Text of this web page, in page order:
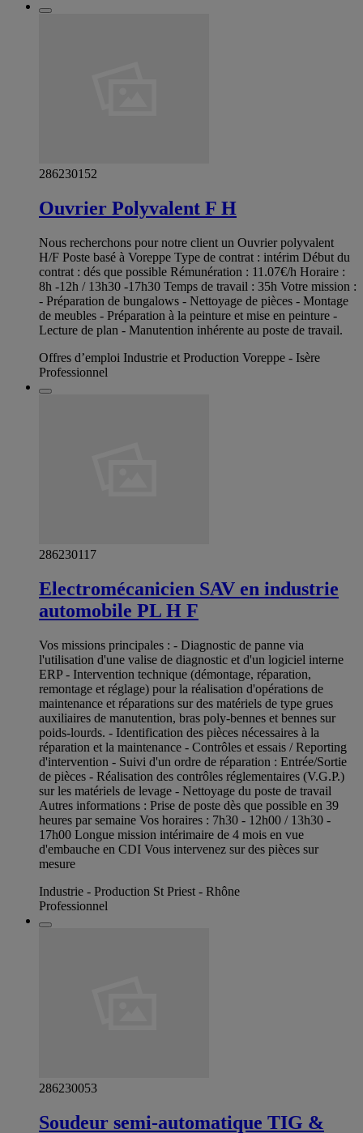
286230152
Ouvrier Polyvalent F H
Nous recherchons pour notre client un Ouvrier polyvalent
H/F Poste basé à Voreppe Type de contrat : intérim Début du
contrat : dés que possible Rémunération : 11.07€/h Horaire :
8h -12h / 13h30 -17h30 Temps de travail : 35h Votre mission :
- Préparation de bungalows - Nettoyage de pièces - Montage
de meubles - Préparation à la peinture et mise en peinture -
Lecture de plan - Manutention inhérente au poste de travail.
Offres d’emploi Industrie et Production Voreppe - Isère
Professionnel
286230117
Electromécanicien SAV en industrie
automobile PL H F
Vos missions principales : - Diagnostic de panne via
l'utilisation d'une valise de diagnostic et d'un logiciel interne
ERP - Intervention technique (démontage, réparation,
remontage et réglage) pour la réalisation d'opérations de
maintenance et réparations sur des matériels de type grues
auxiliaires de manutention, bras poly-bennes et bennes sur
poids-lourds. - Identification des pièces nécessaires à la
réparation et la maintenance - Contrôles et essais / Reporting
d'intervention - Suivi d'un ordre de réparation : Entrée/Sortie
de pièces - Réalisation des contrôles réglementaires (V.G.P.)
sur les matériels de levage - Nettoyage du poste de travail
Autres informations : Prise de poste dès que possible en 39
heures par semaine Vos horaires : 7h30 - 12h00 / 13h30 -
17h00 Longue mission intérimaire de 4 mois en vue
d'embauche en CDI Vous intervenez sur des pièces sur
mesure
Industrie - Production St Priest - Rhône
Professionnel
286230053
Soudeur semi-automatique TIG &